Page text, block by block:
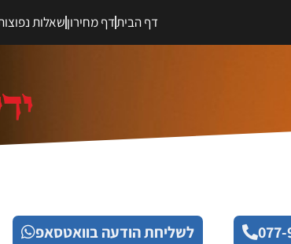
דף הביתדף מחירוןשאלות
לשליחת הודעה בוואטסאפ